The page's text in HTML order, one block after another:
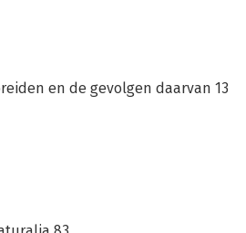
en de gevolgen daarvan 13